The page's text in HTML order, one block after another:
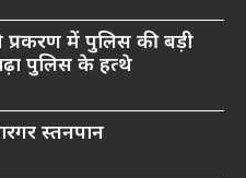
प्रकरण में पुलिस की बड़ी
पुलिस के हत्थे
स्तनपान